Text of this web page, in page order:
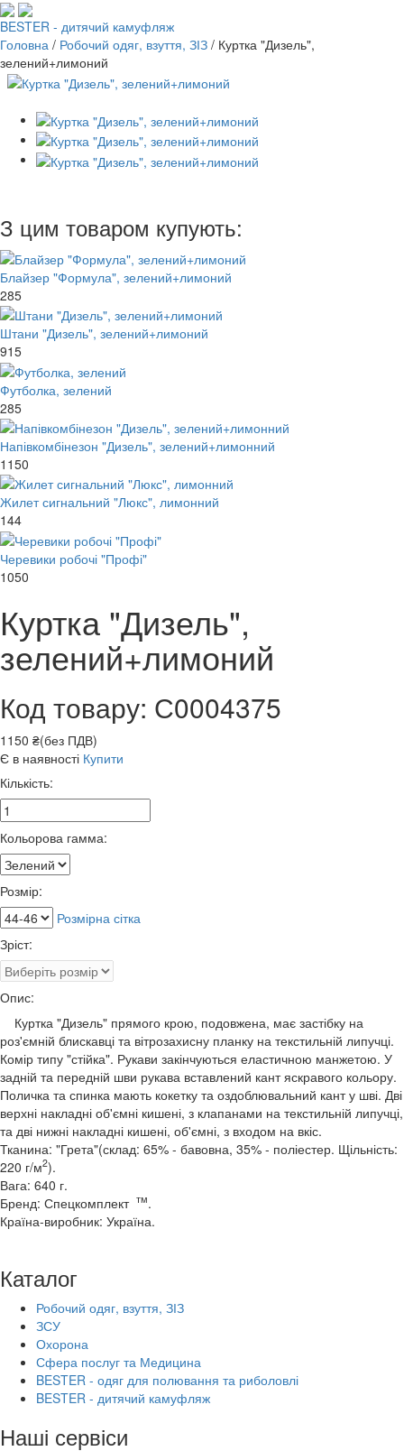
BESTER - дитячий камуфляж
Головна / Робочий одяг, взуття, ЗІЗ / Куртка "Дизель",
зелений+лимоний
З цим товаром купують:
Блайзер "Формула", зелений+лимоний
285
Штани "Дизель", зелений+лимоний
915
Футболка, зелений
285
Напівкомбінезон "Дизель", зелений+лимонний
1150
Жилет сигнальний "Люкс", лимонний
144
Черевики робочі "Профі"
1050
Куртка "Дизель",
зелений+лимоний
Код товару: С0004375
1150 ₴(без ПДВ)
Є в наявності Купити
Кількість:
Кольорова гамма:
Розмір:
Розмірна сітка
Зріст:
Опис:
Куртка "Дизель" прямого крою, подовжена, має застібку на
роз'ємній блискавці та вітрозахисну планку на текстильній липучці.
Комір типу "стійка". Рукави закінчуються еластичною манжетою. У
задній та передній шви рукава вставлений кант яскравого кольору.
Поличка та спинка мають кокетку та оздоблювальний кант у шві. Дві
верхні накладні об'ємні кишені, з клапанами на текстильній липучці,
та дві нижні накладні кишені, об'ємні, з входом на вкіс.
Тканина: "Грета"(склад: 65% - бавовна, 35% - поліестер. Щільність:
220 г/м2).
Вага: 640 г.
Бренд: Спецкомплект тм.
Країна-виробник: Україна.
Каталог
Робочий одяг, взуття, ЗІЗ
ЗСУ
Охорона
Сфера послуг та Медицина
BESTER - одяг для полювання та риболовлі
BESTER - дитячий камуфляж
Наші сервіси